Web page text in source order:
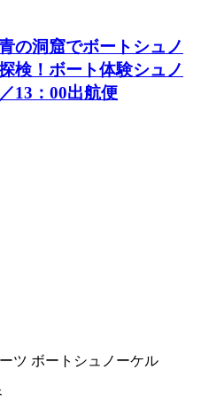
の洞窟でボートシュノ
検！ボート体験シュノ
13：00出航便
ツ ボートシュノーケル